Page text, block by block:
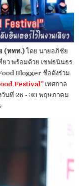
(ททท.) โดย นายอภิชัย
ยว พร้อมด้วย เชฟธนินธร
Blogger ชื่อดังร่วม
Festival” เทศกาล
วันที่ 26 - 30 พฤษภาคม